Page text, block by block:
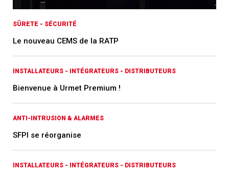
SÛRETE - SÉCURITÉ
Le nouveau CEMS de la RATP
INSTALLATEURS - INTÉGRATEURS - DISTRIBUTEURS
Bienvenue à Urmet Premium !
ANTI-INTRUSION & ALARMES
SFPI se réorganise
INSTALLATEURS - INTÉGRATEURS - DISTRIBUTEURS